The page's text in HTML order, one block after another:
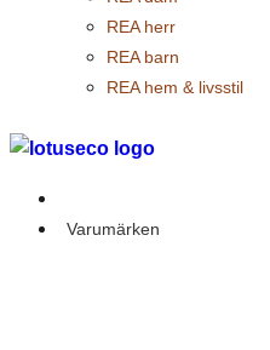
REA herr
REA barn
REA hem & livsstil
Varumärken